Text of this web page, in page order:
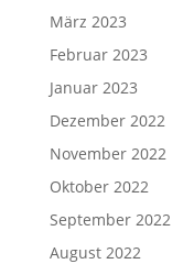
März 2023
Februar 2023
Januar 2023
Dezember 2022
November 2022
Oktober 2022
September 2022
August 2022